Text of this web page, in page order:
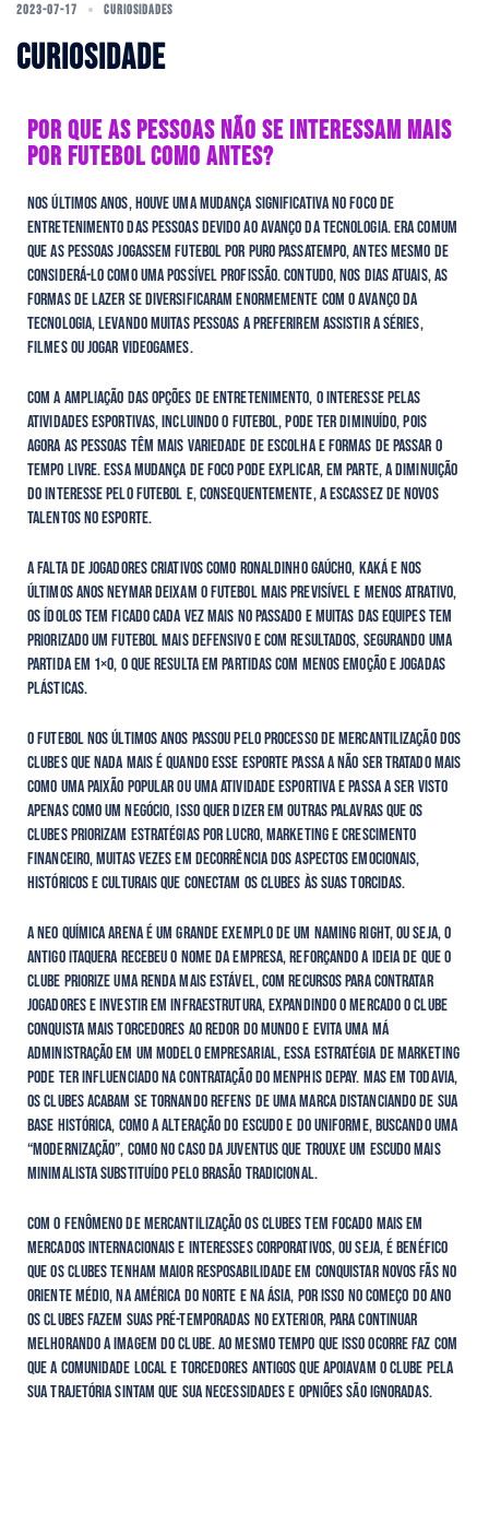
2023-07-17 CURIOSIDADES
CURIOSIDADE
POR QUE AS PESSOAS NÃO SE INTERESSAM MAIS
POR FUTEBOL COMO ANTES?
Nos últimos anos, houve uma mudança significativa no foco de
entretenimento das pessoas devido ao avanço da tecnologia. Era comum
que as pessoas jogassem futebol por puro passatempo, antes mesmo de
considerá-lo como uma possível profissão. Contudo, nos dias atuais, as
formas de lazer se diversificaram enormemente com o avanço da
tecnologia, levando muitas pessoas a preferirem assistir a séries,
filmes ou jogar videogames.
Com a ampliação das opções de entretenimento, o interesse pelas
atividades esportivas, incluindo o futebol, pode ter diminuído, pois
agora as pessoas têm mais variedade de escolha e formas de passar o
tempo livre. Essa mudança de foco pode explicar, em parte, a diminuição
do interesse pelo futebol e, consequentemente, a escassez de novos
talentos no esporte.
A falta de jogadores criativos como Ronaldinho Gaúcho, Kaká e nos
últimos anos Neymar deixam o futebol mais previsível e menos atrativo,
os ídolos tem ficado cada vez mais no passado e Muitas das equipes tem
priorizado um futebol mais defensivo e com resultados, segurando uma
partida em 1×0, o que resulta em partidas com menos emoção e jogadas
plásticas.
O futebol nos últimos anos passou pelo processo de mercantilização dos
clubes que nada mais é quando esse esporte passa a não ser tratado mais
como uma paixão popular ou uma atividade esportiva e passa a ser visto
apenas como um negócio, isso quer dizer em outras palavras que os
clubes priorizam estratégias por lucro, marketing e crescimento
financeiro, muitas vezes em decorrência dos aspectos emocionais,
históricos e culturais que conectam os clubes às suas torcidas.
A Neo Química Arena é um grande exemplo de um Naming Right, ou seja, o
antigo Itaquera recebeu o nome da empresa, reforçando a ideia de que o
clube priorize uma renda mais estável, com recursos para contratar
jogadores e investir em infraestrutura, expandindo o mercado o clube
conquista mais torcedores ao redor do mundo e evita uma má
administração em um modelo empresarial, essa estratégia de marketing
pode ter influenciado na contratação do Menphis Depay. Mas em todavia,
os clubes acabam se tornando refens de uma marca distanciando de sua
base histórica, como a alteração do escudo e do uniforme, buscando uma
“modernização”, como no caso da Juventus que trouxe um escudo mais
minimalista substituído pelo brasão tradicional.
Com o fenômeno de mercantilização os clubes tem focado mais em
mercados internacionais e interesses corporativos, ou seja, é benéfico
que os clubes tenham maior resposabilidade em conquistar novos fãs no
oriente médio, na América do Norte e na Ásia, por isso no começo do ano
os clubes fazem suas pré-temporadas no exterior, para continuar
melhorando a imagem do clube. Ao mesmo tempo que isso ocorre faz com
que a comunidade local e torcedores antigos que apoiavam o clube pela
sua trajetória sintam que sua necessidades e opniões são ignoradas.